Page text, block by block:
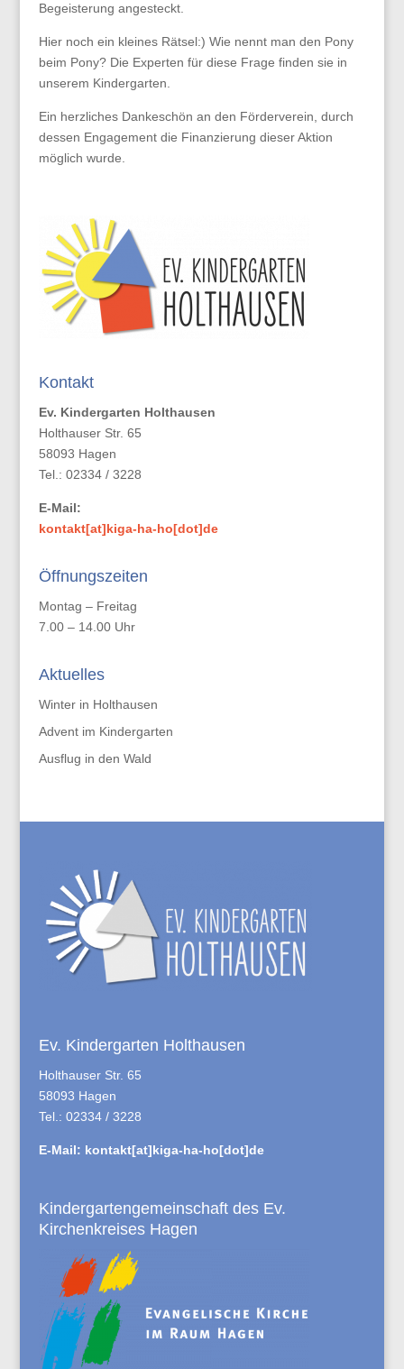
Begeisterung angesteckt.
Hier noch ein kleines Rätsel:) Wie nennt man den Pony
beim Pony? Die Experten für diese Frage finden sie in
unserem Kindergarten.
Ein herzliches Dankeschön an den Förderverein, durch
dessen Engagement die Finanzierung dieser Aktion
möglich wurde.
Kontakt
Ev. Kindergarten Holthausen
Holthauser Str. 65
58093 Hagen
Tel.: 02334 / 3228
E-Mail:
kontakt[at]kiga-ha-ho[dot]de
Öffnungszeiten
Montag – Freitag
7.00 – 14.00 Uhr
Aktuelles
Winter in Holthausen
Advent im Kindergarten
Ausflug in den Wald
Ev. Kindergarten Holthausen
Holthauser Str. 65
58093 Hagen
Tel.: 02334 / 3228
E-Mail: kontakt[at]kiga-ha-ho[dot]de
Kindergartengemeinschaft des Ev.
Kirchenkreises Hagen